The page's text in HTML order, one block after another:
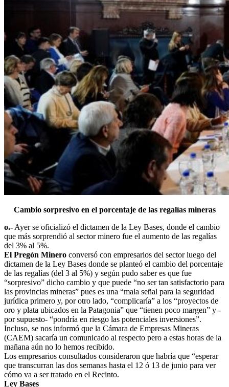
Cambio sorpresivo en el porcentaje de las regalías mineras
o.- Ayer se oficializó el dictamen de la Ley Bases, donde el cambio
que más sorprendió al sector minero fue el aumento de las regalías
del 3% al 5%.
El Pregón Minero conversó con empresarios del sector luego del
dictamen de la Ley Bases donde se planteó el cambio del porcentaje
de las regalías (del 3 al 5%) y según pudo saber es que fue
“sorpresivo” dicho cambio y que puede “no ser tan satisfactorio para
las provincias mineras” pues es una “mala señal para la seguridad
jurídica primero y, por otro lado, “complicaría” a los “proyectos de
oro y plata ubicados en la Patagonia” que “tienen poco margen” y -
por supuesto- “pondría en riesgo las potenciales inversiones”.
Incluso, se nos informó que la Cámara de Empresas Mineras
(CAEM) sacaría un comunicado al respecto pero a estas horas de la
mañana aún no lo hemos recibido.
Los empresarios consultados consideraron que habría que “esperar
que transcurran las dos semanas hasta el 12 ó 13 de junio para ver
cómo va a ser tratado en el Recinto.
Ley Bases